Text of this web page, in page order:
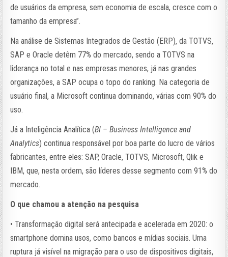
de usuários da empresa, sem economia de escala, cresce com o
tamanho da empresa”.
Na análise de Sistemas Integrados de Gestão (ERP), da TOTVS,
SAP e Oracle detêm 77% do mercado, sendo a TOTVS na
liderança no total e nas empresas menores, já nas grandes
organizações, a SAP ocupa o topo do ranking. Na categoria de
usuário final, a Microsoft continua dominando, várias com 90% do
uso.
Já a Inteligência Analítica (BI – Business Intelligence and
Analytics) continua responsável por boa parte do lucro de vários
fabricantes, entre eles: SAP, Oracle, TOTVS, Microsoft, Qlik e
IBM, que, nesta ordem, são líderes desse segmento com 91% do
mercado.
O que chamou a atenção na pesquisa
• Transformação digital será antecipada e acelerada em 2020: o
smartphone domina usos, como bancos e mídias sociais. Uma
ruptura já visível na migração para o uso de dispositivos digitais,